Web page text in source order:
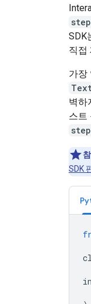
SDK
직접
가장
벽하
스트
SDK